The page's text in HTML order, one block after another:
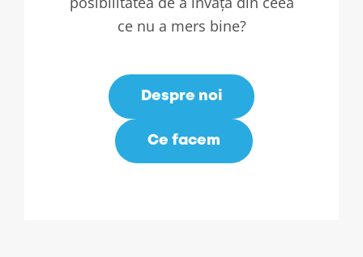
ce nu a mers bine?
Despre noi
Ce facem